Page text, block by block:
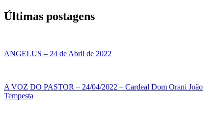
Últimas postagens
ANGELUS – 24 de Abril de 2022
A VOZ DO PASTOR – 24/04/2022 – Cardeal Dom Orani João
Tempesta